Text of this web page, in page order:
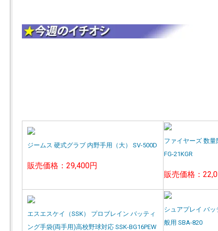
ジームス 硬式グラブ 内野手用（大） SV-500D
販売価格：29,400円
ファイヤーズ 数
FG-21KGR
販売価格：
エスエスケイ（SSK） プロブレイン バッティ
ング手袋(両手用)高校野球対応 SSK-BG16PEW
シュアプレイ バ
般用 SBA-820